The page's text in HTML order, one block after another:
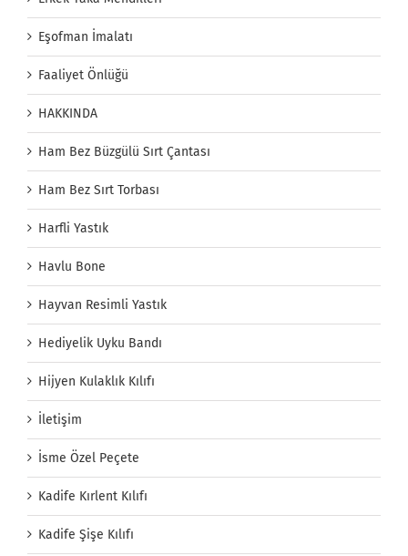
Eşofman İmalatı
Faaliyet Önlüğü
HAKKINDA
Ham Bez Büzgülü Sırt Çantası
Ham Bez Sırt Torbası
Harfli Yastık
Havlu Bone
Hayvan Resimli Yastık
Hediyelik Uyku Bandı
Hijyen Kulaklık Kılıfı
İletişim
İsme Özel Peçete
Kadife Kırlent Kılıfı
Kadife Şişe Kılıfı